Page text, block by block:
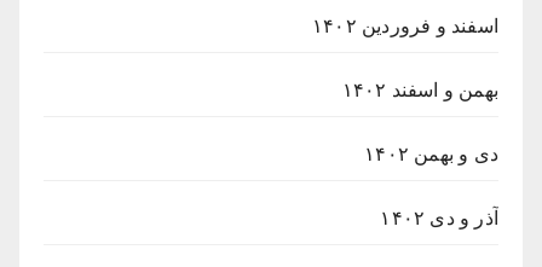
اسفند و فروردین ۱۴۰۲
بهمن و اسفند ۱۴۰۲
دی و بهمن ۱۴۰۲
آذر و دی ۱۴۰۲